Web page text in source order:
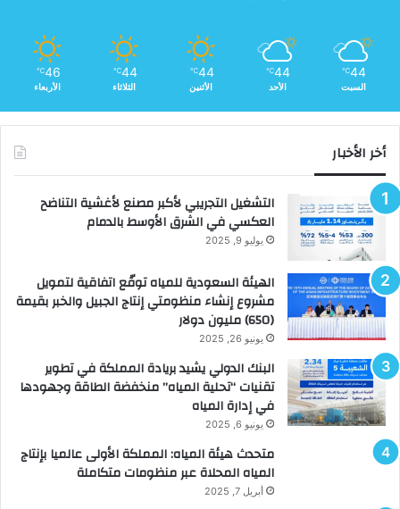
44
℃
السبت
44
℃
الأحد
44
℃
الأثنين
44
℃
الثلاثاء
46
℃
الأربعاء
أخر الأخبار
التشغيل التجريبي لأكبر مصنع لأغشية التناضح
العكسي في الشرق الأوسط بالدمام
يوليو 9, 2025
الهيئة السعودية للمياه توقّع اتفاقية لتمويل
مشروع إنشاء منظومتي إنتاج الجبيل والخبر بقيمة
(650) مليون دولار
يونيو 26, 2025
البنك الدولي يشيد بريادة المملكة في تطوير
تقنيات “تحلية المياه” منخفضة الطاقة وجهودها
في إدارة المياه
يونيو 6, 2025
متحدث هيئة المياه: المملكة الأولى عالميا بإنتاج
المياه المحلاة عبر منظومات متكاملة
أبريل 7, 2025